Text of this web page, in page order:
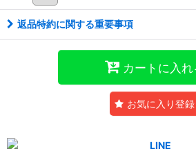
返品特約に関する重要事項
カートに入れ
お気に入り登録